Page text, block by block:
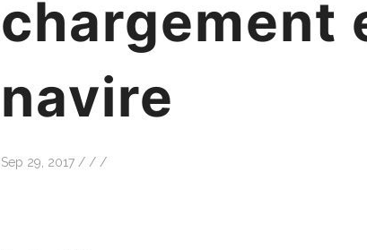
chargement
navire
Sep 29, 2017 / / /